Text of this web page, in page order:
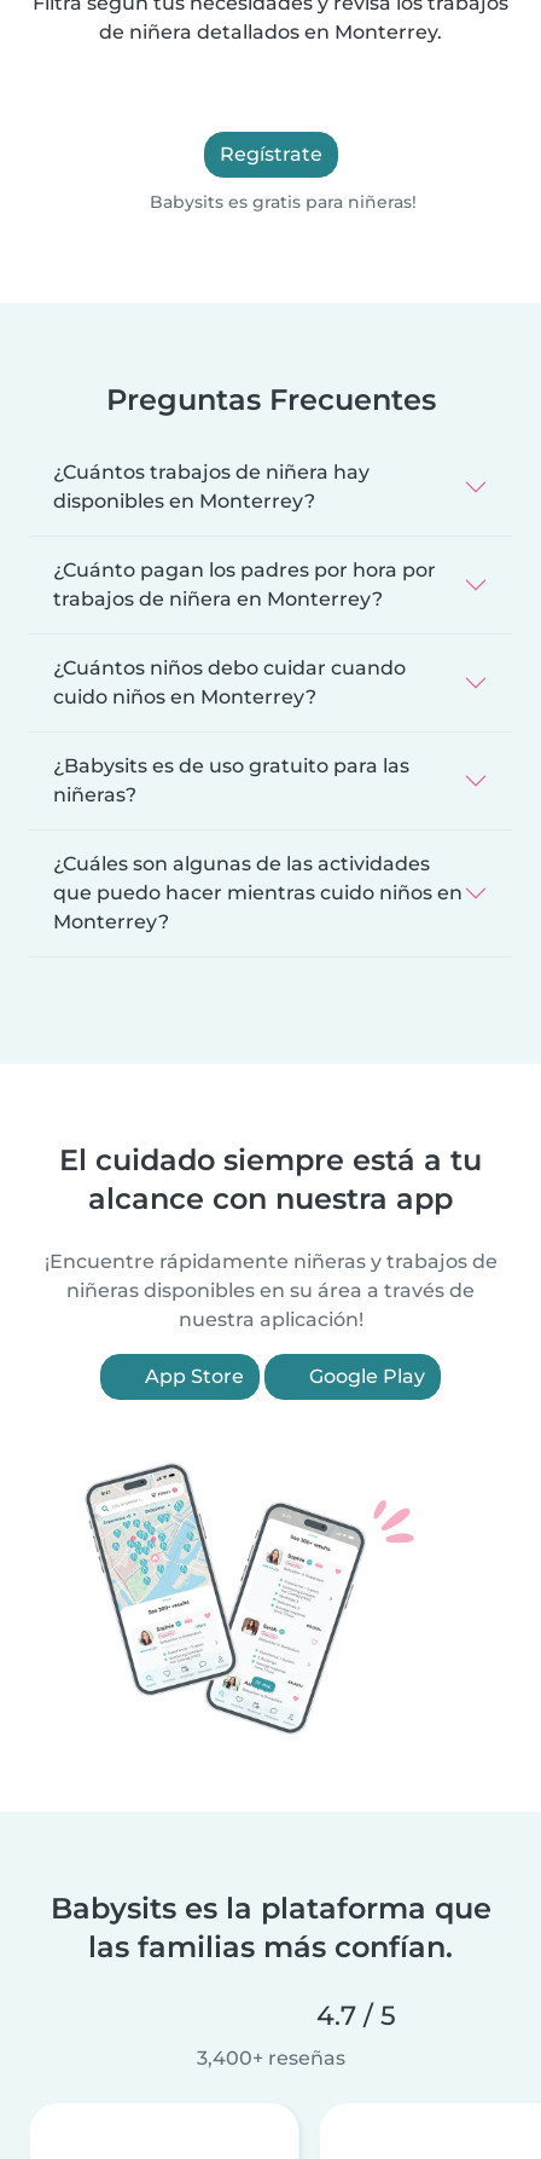
de niñera detallados en Monterrey.
Regístrate
Babysits es gratis para niñeras!
Preguntas Frecuentes
¿Cuántos trabajos de niñera hay
disponibles en Monterrey?
¿Cuánto pagan los padres por hora por
trabajos de niñera en Monterrey?
¿Cuántos niños debo cuidar cuando
cuido niños en Monterrey?
¿Babysits es de uso gratuito para las
niñeras?
¿Cuáles son algunas de las actividades
que puedo hacer mientras cuido niños en
Monterrey?
El cuidado siempre está a tu
alcance con nuestra app
¡Encuentre rápidamente niñeras y trabajos de
niñeras disponibles en su área a través de
nuestra aplicación!
App Store Google Play
Babysits es la plataforma que
las familias más confían.
4.7 / 5
3,400+ reseñas